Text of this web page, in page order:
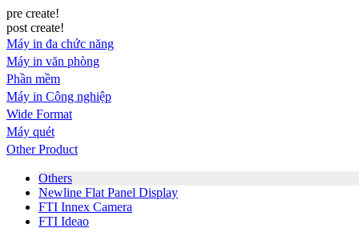
pre create!
post create!
Máy in đa chức năng
Máy in văn phòng
Phần mềm
Máy in Công nghiệp
Wide Format
Máy quét
Other Product
Others
Newline Flat Panel Display
FTI Innex Camera
FTI Ideao